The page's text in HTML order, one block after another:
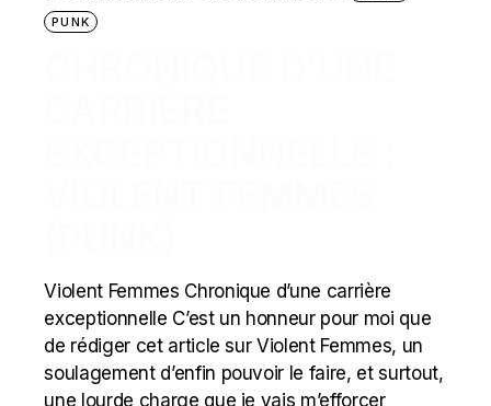
PUNK
Violent Femmes Chronique d’une carrière
exceptionnelle C’est un honneur pour moi que
de rédiger cet article sur Violent Femmes, un
soulagement d’enfin pouvoir le faire, et surtout,
une lourde charge que je vais m’efforcer